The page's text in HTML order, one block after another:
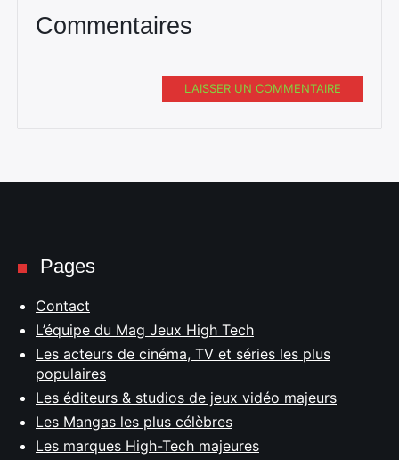
Commentaires
LAISSER UN COMMENTAIRE
Pages
Contact
L’équipe du Mag Jeux High Tech
Les acteurs de cinéma, TV et séries les plus
populaires
Les éditeurs & studios de jeux vidéo majeurs
Les Mangas les plus célèbres
Les marques High-Tech majeures